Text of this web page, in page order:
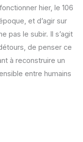
hier, le 106
et d’agir sur
pas le subir. Il s’agit
de penser ce
à reconstruire un
entre humains